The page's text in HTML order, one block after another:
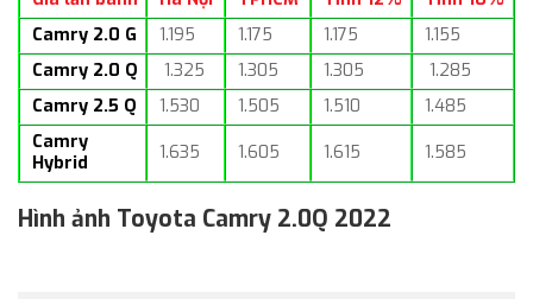
Camry 2.0 G
1.195 1.175 1.175
1.155
Camry 2.0 Q
1.325 1.305 1.305
1.285
Camry 2.5 Q
1.530 1.505 1.510
1.485
Camry
Hybrid
1.635 1.605 1.615 1.585
Hình ảnh Toyota Camry 2.0Q 2022